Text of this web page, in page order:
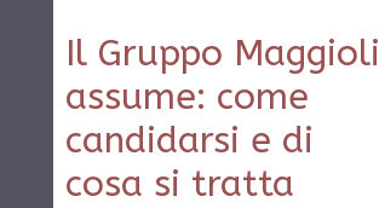
Il Gruppo Maggioli
assume: come
candidarsi e di
cosa si tratta